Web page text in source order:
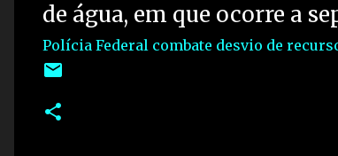
de água, em que ocorre a
Polícia Federal combate desvio de